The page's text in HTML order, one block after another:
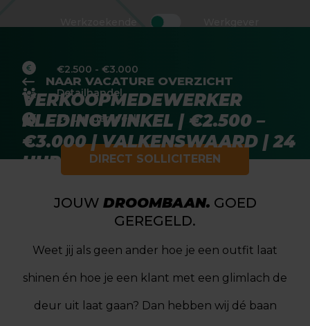
Werkzoekende
NAAR VACATURE OVERZICHT
VERKOOPMEDEWERKER
KLEDINGWINKEL | €2.500 –
€3.000 | VALKENSWAARD | 24
UUR
DIRECT SOLLICITEREN
€2.500 - €3.000
Detailhandel
24 uur per week
JOUW DROOMBAAN. GOED
GEREGELD.
Weet jij als geen ander hoe je een outfit laat
shinen én hoe je een klant met een glimlach de
deur uit laat gaan? Dan hebben wij dé baan